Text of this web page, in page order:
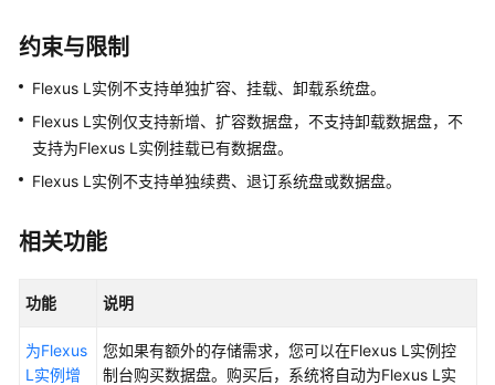
购
L
实
例
程
L
实
约束与限制
Flexus L实例不支持单独扩容、挂载、卸载系统盘。
Flexus L实例仅支持新增、扩容数据盘，不支持卸载数据盘，不
支持为Flexus L实例挂载已有数据盘。
Flexus L实例不支持单独续费、退订系统盘或数据盘。
相关功能
功能 说明
为Flexus
L实例增
您如果有额外的存储需求，您可以在Flexus L实例控
制台购买数据盘。购买后，系统将自动为Flexus L实